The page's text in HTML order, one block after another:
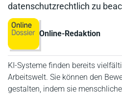
datenschutzrechtlich zu
Online-Redaktion
KI-Systeme finden bereits
Arbeitswelt. Sie können den
gestalten, indem sie